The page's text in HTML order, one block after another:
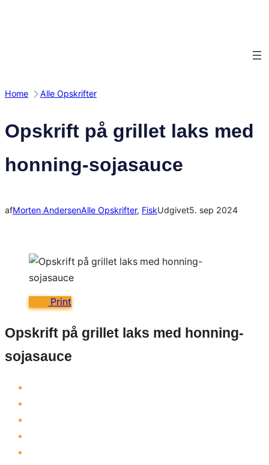
Home Alle Opskrifter
Opskrift på grillet laks med
honning-sojasauce
afMorten AndersenAlle Opskrifter, FiskUdgivet5. sep 2024
Print
Opskrift på grillet laks med honning-
sojasauce